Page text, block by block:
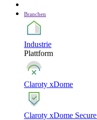
Branchen
Industrie
Plattform
Claroty xDome
Claroty xDome